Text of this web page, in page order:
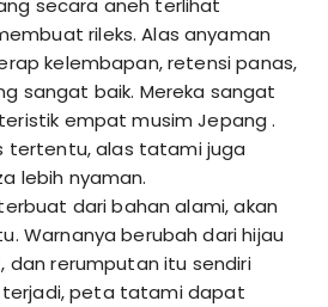
secara aneh terlihat
rileks. Alas anyaman
kelembapan, retensi panas,
sangat baik. Mereka sangat
empat musim Jepang .
tertentu, alas tatami juga
lebih nyaman.
dari bahan alami, akan
Warnanya berubah dari hijau
dan rerumputan itu sendiri
terjadi, peta tatami dapat